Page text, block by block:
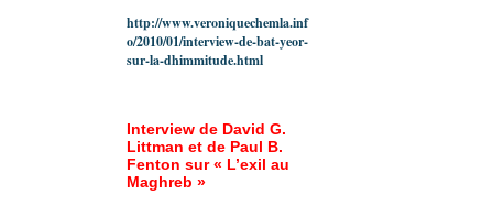
http://www.veroniquechemla.inf
o/2010/01/interview-de-bat-yeor-
sur-la-dhimmitude.html
Interview de David G.
Littman et de Paul B.
Fenton sur « L’exil au
Maghreb »